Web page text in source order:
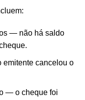
— não há saldo
cancelou o
— o cheque foi